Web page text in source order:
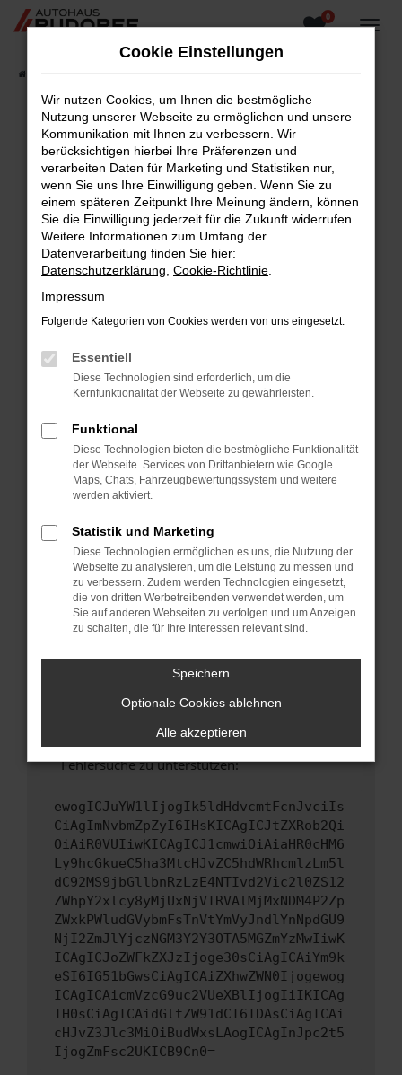
Zum
0
Fehler: Network Error
Beim Laden ist ein Fehler aufgetreten.
Hier sind ein paar Tipps, die dir helfen können:
Überprüfe deine Firewall und deine
Internetverbindung.
Laden andere Webseiten, zum Beispiel deine
Suchmaschine?
Prüfe deine Browsererweiterungen.
Manche Erweiterungen, wie Werbeblocker,
können das Laden bestimmter Seiten
verhindern. Funktioniert die Seite in einem
Fenster?
Starte dein Gerät neu.
Das kann manchmal helfen, vorübergehende
Probleme zu beheben.
Betriebssystem auf dem neuesten Stand
sind.
Veraltete Software birgt nicht nur ein
Sicherheitsrisiko, sondern kann auch dazu
führen, dass bestimmte Funktionen nicht mehr
unterstützt werden.
Wende dich an den Webseitenbetreiber.
Wenn du alle oben genannten Schritte versucht
hast, kontaktiere uns bitte. Wir werden
versuchen, das Problem zu beheben. Du kannst
uns diesen Text schicken, um uns bei der
Fehlersuche zu unterstützen:
ewogICJuYW1lIjogIk5ldHdvcmtFcnJvciIs
CiAgImNvbmZpZyI6IHsKICAgICJtZXRob2Qi
OiAiR0VUIiwKICAgICJ1cmwiOiAiaHR0cHM6
Ly9hcGkueC5ha3MtcHJvZC5hdWRhcmlzLm5l
dC92MS9jbGllbnRzLzE4NTIvd2Vic2l0ZS12
ZWhpY2xlcy8yMjUxNjVTRVAlMjMxNDM4P2Zp
ZWxkPWludGVybmFsTnVtYmVyJndlYnNpdGU9
NjI2ZmJlYjczNGM3Y2Y3OTA5MGZmYzMwIiwK
ICAgICJoZWFkZXJzIjoge30sCiAgICAiYm9k
eSI6IG51bGwsCiAgICAiZXhwZWN0Ijogewog
ICAgICAicmVzcG9uc2VUeXBlIjogIiIKICAg
IH0sCiAgICAidGltZW91dCI6IDAsCiAgICAi
cHJvZ3Jlc3MiOiBudWxsLAogICAgInJpc2t5
IjogZmFsc2UKICB9Cn0=
Cookie Einstellungen
Wir nutzen Cookies, um Ihnen die bestmögliche
Nutzung unserer Webseite zu ermöglichen und unsere
Kommunikation mit Ihnen zu verbessern. Wir
berücksichtigen hierbei Ihre Präferenzen und
verarbeiten Daten für Marketing und Statistiken nur,
wenn Sie uns Ihre Einwilligung geben. Wenn Sie zu
einem späteren Zeitpunkt Ihre Meinung ändern, können
Sie die Einwilligung jederzeit für die Zukunft widerrufen.
Weitere Informationen zum Umfang der
Datenverarbeitung finden Sie hier:
Datenschutzerklärung Cookie-Richtlinie
Impressum
Folgende Kategorien von Cookies werden von uns eingesetzt:
Essentiell
Diese Technologien sind erforderlich, um die
Kernfunktionalität der Webseite zu gewährleisten.
Funktional
Diese Technologien bieten die bestmögliche Funktionalität
der Webseite. Services von Drittanbietern wie Google
Maps, Chats, Fahrzeugbewertungssystem und weitere
werden aktiviert.
Statistik und Marketing
Diese Technologien ermöglichen es uns, die Nutzung der
Webseite zu analysieren, um die Leistung zu messen und
zu verbessern. Zudem werden Technologien eingesetzt,
die von dritten Werbetreibenden verwendet werden, um
Sie auf anderen Webseiten zu verfolgen und um Anzeigen
zu schalten, die für Ihre Interessen relevant sind.
Speichern
Optionale Cookies ablehnen
Alle akzeptieren